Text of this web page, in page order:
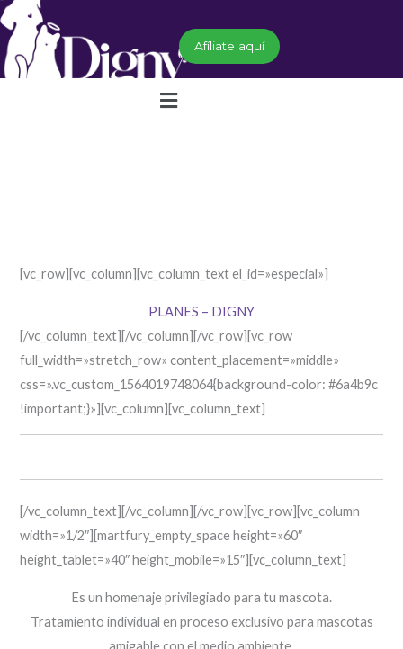
Ir
contenido
Afíliate aquí
Menú
[vc_row][vc_column][vc_column_text el_id=»especial»]
PLANES – DIGNY
[/vc_column_text][/vc_column][/vc_row][vc_row
full_width=»stretch_row» content_placement=»middle»
css=».vc_custom_1564019748064{background-color: #6a4b9c
!important;}»][vc_column][vc_column_text]
[/vc_column_text][/vc_column][/vc_row][vc_row][vc_column
width=»1/2″][martfury_empty_space height=»60″
height_tablet=»40″ height_mobile=»15″][vc_column_text]
Es un homenaje privilegiado para tu mascota.
Tratamiento individual en proceso exclusivo para mascotas
amigable con el medio ambiente.